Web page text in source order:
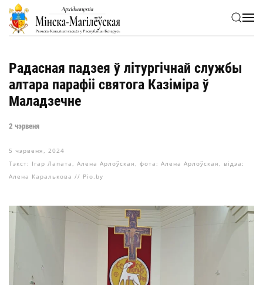
Skip to main content
Радасная падзея ў літургічнай службы
алтара парафіі святога Казіміра ў
Маладзечне
2 чэрвеня
5 чэрвеня, 2024
Тэкст: Ігар Лапата, Алена Арлоўская, фота: Алена Арлоўская, відэа:
Алена Каралькова // Pio.by